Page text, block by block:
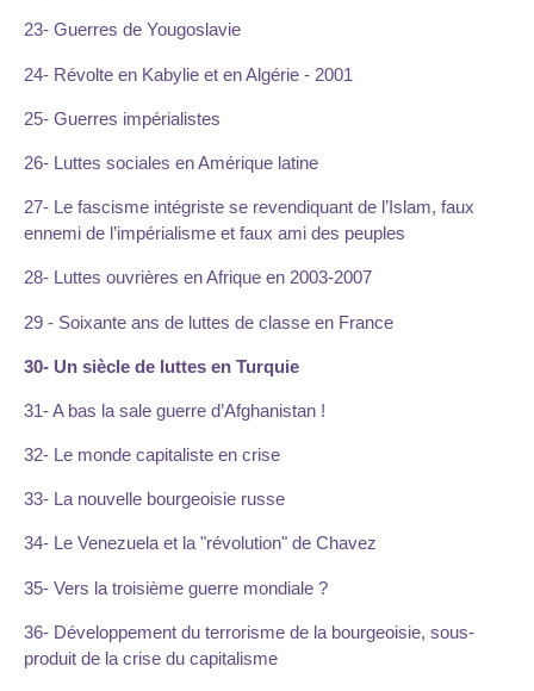
23- Guerres de Yougoslavie
24- Révolte en Kabylie et en Algérie - 2001
25- Guerres impérialistes
26- Luttes sociales en Amérique latine
27- Le fascisme intégriste se revendiquant de l’Islam, faux
ennemi de l’impérialisme et faux ami des peuples
28- Luttes ouvrières en Afrique en 2003-2007
29 - Soixante ans de luttes de classe en France
30- Un siècle de luttes en Turquie
31- A bas la sale guerre d’Afghanistan !
32- Le monde capitaliste en crise
33- La nouvelle bourgeoisie russe
34- Le Venezuela et la "révolution" de Chavez
35- Vers la troisième guerre mondiale ?
36- Développement du terrorisme de la bourgeoisie, sous-
produit de la crise du capitalisme